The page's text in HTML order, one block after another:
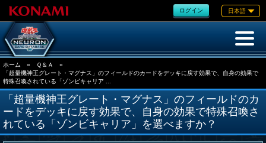
ログイン 日本語
ホーム » Ｑ＆Ａ
»
「超量機神王グレート・マグナス」のフィールドのカードをデッキに戻す効果で、自身の効果で
特殊召喚されている「ゾンビキャリア ...
「超量機神王グレート・マグナス」のフィールドのカ
ードをデッキに戻す効果で、自身の効果で特殊召喚さ
れている「ゾンビキャリア」を選べますか？